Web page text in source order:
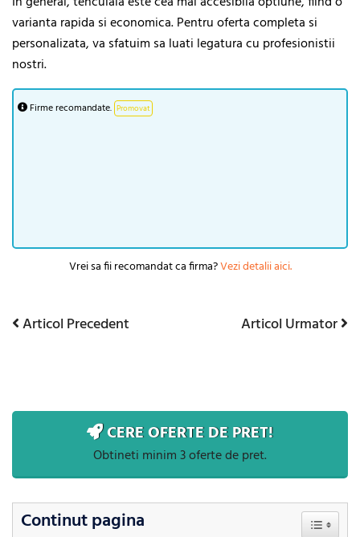
varianta rapida si economica. Pentru oferta completa si
personalizata, va sfatuim sa luati legatura cu profesionistii
nostri.
Firme recomandate. Promovat
Vrei sa fii recomandat ca firma?Vezi detalii aici.
Navigare
articole
Articol
Articol Precedent
Articol
Articol Urmator
CERE OFERTE DE PRET!
Obtineti minim 3 oferte de pret.
Continut pagina Toggle